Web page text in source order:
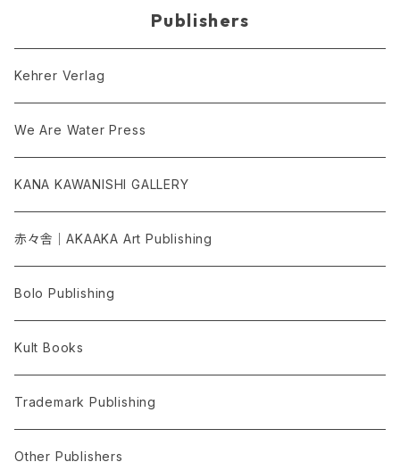
Publishers
Kehrer Verlag
We Are Water Press
KANA KAWANISHI GALLERY
赤々舎｜AKAAKA Art Publishing
Bolo Publishing
Kult Books
Trademark Publishing
Other Publishers